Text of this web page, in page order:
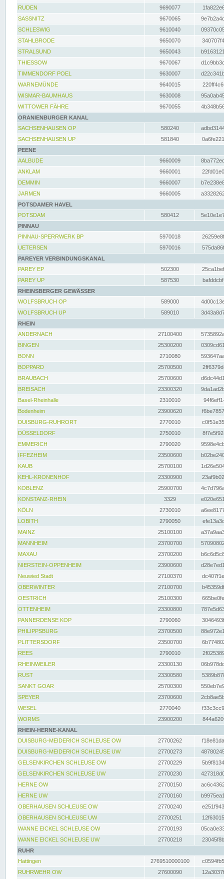
RUDEN
9690077
SASSNITZ
9670065
SCHLESWIG
9610040
STAHLBRODE
9650070
STRALSUND
9650043
THIESSOW
9670067
TIMMENDORF POEL
9630007
WARNEMÜNDE
9640015
WISMAR-BAUMHAUS
9630008
WITTOWER FÄHRE
9670055
ORANIENBURGER KANAL
SACHSENHAUSEN OP
580240
SACHSENHAUSEN UP
581840
PEENE
AALBUDE
9660009
ANKLAM
9660001
DEMMIN
9660007
JARMEN
9660005
POTSDAMER HAVEL
POTSDAM
580412
PINNAU
PINNAU-SPERRWERK BP
5970018
UETERSEN
5970016
PAREYER VERBINDUNGSKANAL
PAREY EP
502300
PAREY UP
587530
RHEINSBERGER GEWÄSSER
WOLFSBRUCH OP
589000
WOLFSBRUCH UP
589010
RHEIN
ANDERNACH
27100400
BINGEN
25300200
BONN
2710080
BOPPARD
25700500
BRAUBACH
25700600
BREISACH
23300320
Basel-Rheinhalle
2310010
Bodenheim
23900620
DUISBURG-RUHRORT
2770010
DÜSSELDORF
2750010
EMMERICH
2790020
IFFEZHEIM
23500600
KAUB
25700100
KEHL-KRONENHOF
23300900
KOBLENZ
25900700
KONSTANZ-RHEIN
3329
KÖLN
2730010
LOBITH
2790050
MAINZ
25100100
MANNHEIM
23700700
MAXAU
23700200
NIERSTEIN-OPPENHEIM
23900600
Neuwied Stadt
27100370
OBERWINTER
27100700
OESTRICH
25100300
OTTENHEIM
23300800
PANNERDENSE KOP
2790060
PHILIPPSBURG
23700500
PLITTERSDORF
23500700
REES
2790010
RHEINWEILER
23300130
RUST
23300580
SANKT GOAR
25700300
SPEYER
23700600
WESEL
2770040
WORMS
23900200
RHEIN-HERNE-KANAL
DUISBURG-MEIDERICH SCHLEUSE OW
27700262
DUISBURG-MEIDERICH SCHLEUSE UW
27700273
GELSENKIRCHEN SCHLEUSE OW
27700229
GELSENKIRCHEN SCHLEUSE UW
27700230
HERNE OW
27700150
HERNE UW
27700160
OBERHAUSEN SCHLEUSE OW
27700240
OBERHAUSEN SCHLEUSE UW
27700251
WANNE EICKEL SCHLEUSE OW
27700193
WANNE EICKEL SCHLEUSE UW
27700218
RUHR
Hattingen
2769510000100
RUHRWEHR OW
27600090